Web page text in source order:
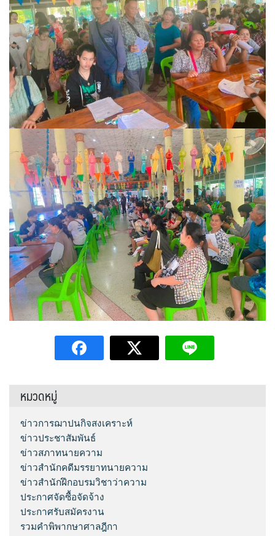
หมวดหมู่
ข่าวการฌาปนกิจสงเคราะห์
ข่าวประชาสัมพันธ์
ข่าวสภาทนายความ
ข่าวสำนักคดีมรรยาทนายความ
ข่าวสำนักฝึกอบรมวิชาว่าความ
ประกาศจัดซื้อจัดจ้าง
ประกาศรับสมัครงาน
รวมคำพิพากษาศาลฎีกา